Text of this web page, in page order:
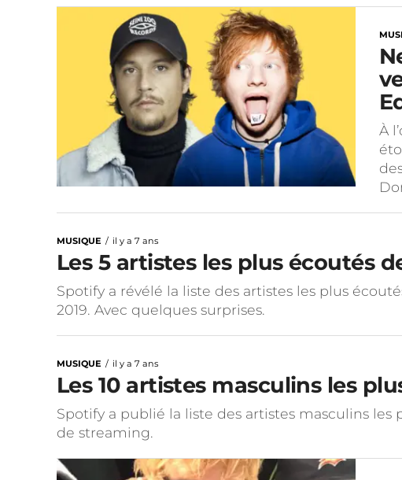
À
MUSIQUE il y a 7 ans
Les 5 artistes les plus écoutés
Spotify a révélé la liste des artistes les plus
2019. Avec quelques surprises.
MUSIQUE il y a 7 ans
Les 10 artistes masculins les
Spotify a publié la liste des artistes masculins les
de streaming.